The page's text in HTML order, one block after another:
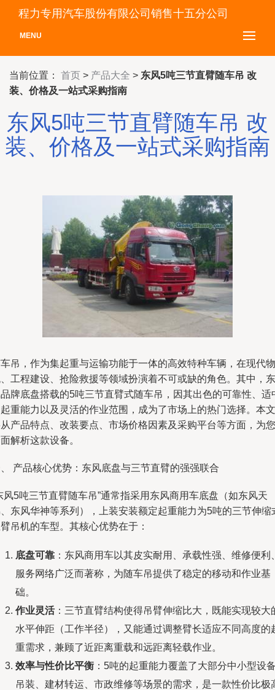
程力专用汽车股份有限公司销售十五分公司
MENU
当前位置： 首页 > 产品大全 > 东风5吨三节直臂随车吊 改
装、价格及一站式采购指南
东风5吨三节直臂随车吊 改
装、价格及一站式采购指南
吊，作为集起重与运输功能于一体的高效特种车辆，在现代物
工程建设、抢险救援等领域扮演着不可或缺的角色。其中，东
牌底盘搭载的5吨三节直臂式随车吊，因其出色的可靠性、适
重能力以及灵活的作业范围，成为了市场上的热门选择。本文
产品特点、改装要点、市场价格因素及采购平台等方面，为您
解析这款设备。
产品核心优势：东风底盘与三节直臂的强强联合
风5吨三节直臂随车吊”通常指采用东风商用车底盘（如东风天
东风华神等系列），上装安装额定起重能力为5吨的三节伸缩
吊机的车型。其核心优势在于：
底盘可靠 ：东风商用车以其皮实耐用、承载性强、维修便利
服务网络广泛而著称，为随车吊提供了稳定的移动和作业基
础。
作业灵活：三节直臂结构使得吊臂伸缩比大，既能实现较大
水平伸距（工作半径），又能通过调整臂长适应不同高度的
重需求，兼顾了近距离重载和远距离轻载作业。
效率与性价比平衡 ：5吨的起重能力覆盖了大部分中小型设
吊装、建材转运、市政维修等场景的需求，是一款性价比极